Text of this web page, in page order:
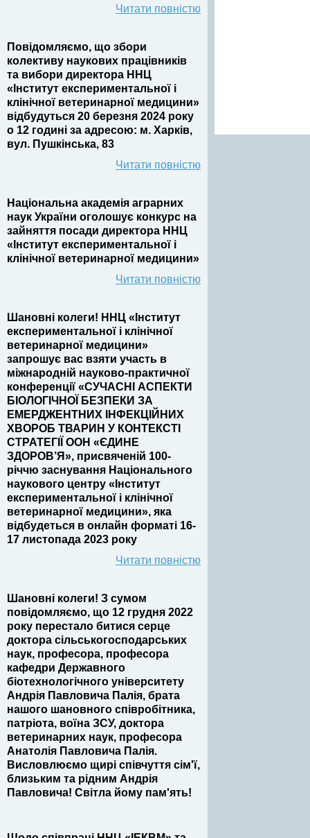
Читати повністю
Повідомляємо, що збори
колективу наукових працівників
та вибори директора ННЦ
«Інститут експериментальної і
клінічної ветеринарної медицини»
відбудуться 20 березня 2024 року
о 12 годині за адресою: м. Харків,
вул. Пушкінська, 83
Читати повністю
Національна академія аграрних
наук України оголошує конкурс на
зайняття посади директора ННЦ
«Інститут експериментальної і
клінічної ветеринарної медицини»
Читати повністю
Шановні колеги! ННЦ «Інститут
експериментальної і клінічної
ветеринарної медицини»
запрошує вас взяти участь в
міжнародній науково-практичної
конференції «СУЧАСНІ АСПЕКТИ
БІОЛОГІЧНОЇ БЕЗПЕКИ ЗА
ЕМЕРДЖЕНТНИХ ІНФЕКЦІЙНИХ
ХВОРОБ ТВАРИН У КОНТЕКСТІ
СТРАТЕГІЇ ООН «ЄДИНЕ
ЗДОРОВ’Я», присвяченій 100-
річчю заснування Національного
наукового центру «Інститут
експериментальної і клінічної
ветеринарної медицини», яка
відбудеться в онлайн форматі 16-
17 листопада 2023 року
Читати повністю
Шановні колеги! З сумом
повідомляємо, що 12 грудня 2022
року перестало битися серце
доктора сільськогосподарських
наук, професора, професора
кафедри Державного
біотехнологічного університету
Андрія Павловича Палія, брата
нашого шановного співробітника,
патріота, воїна ЗСУ, доктора
ветеринарних наук, професора
Анатолія Павловича Палія.
Висловлюємо щирі співчуття сім'ї,
близьким та рідним Андрія
Павловича! Світла йому пам'ять!